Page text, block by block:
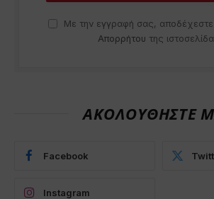
Με την εγγραφή σας, αποδέχεστε
Απορρήτου της
ΑΚΟΛΟΥΘΗΣΤΕ
Facebook
Instagram